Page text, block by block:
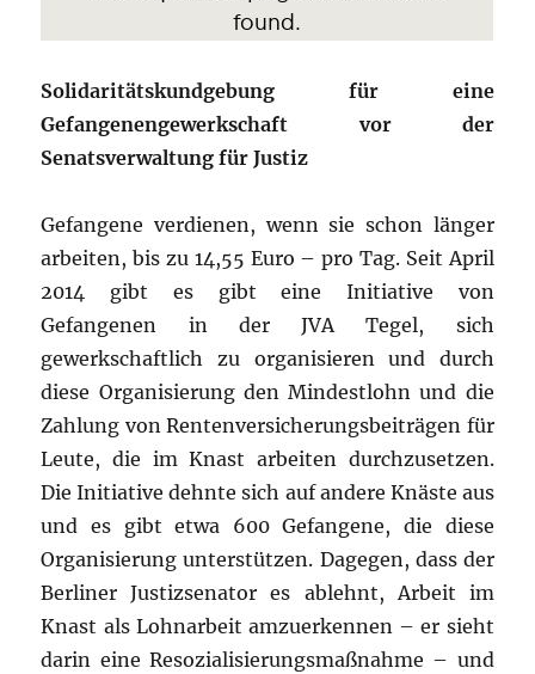
Solidaritätskundgebung für eine
Gefangenengewerkschaft vor der
Senatsverwaltung für Justiz
Gefangene verdienen, wenn sie schon länger
arbeiten, bis zu 14,55 Euro – pro Tag. Seit April
2014 gibt es gibt eine Initiative von
Gefangenen in der JVA Tegel, sich
gewerkschaftlich zu organisieren und durch
diese Organisierung den Mindestlohn und die
Zahlung von Rentenversicherungsbeiträgen für
Leute, die im Knast arbeiten durchzusetzen.
Die Initiative dehnte sich auf andere Knäste aus
und es gibt etwa 600 Gefangene, die diese
Organisierung unterstützen. Dagegen, dass der
Berliner Justizsenator es ablehnt, Arbeit im
Knast als Lohnarbeit amzuerkennen – er sieht
darin eine Resozialisierungsmaßnahme – und